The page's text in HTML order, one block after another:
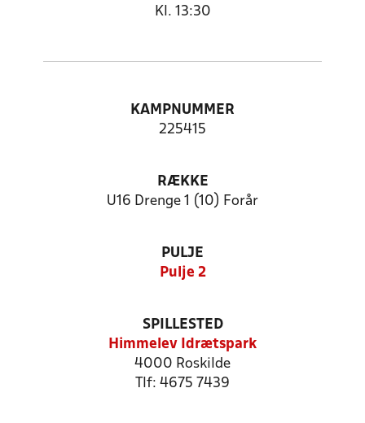
Kl. 13:30
KAMPNUMMER
225415
RÆKKE
U16 Drenge 1 (10) Forår
PULJE
Pulje 2
SPILLESTED
Himmelev Idrætspark
4000 Roskilde
Tlf: 4675 7439